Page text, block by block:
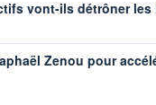
vont-ils détrôner
Zenou pour